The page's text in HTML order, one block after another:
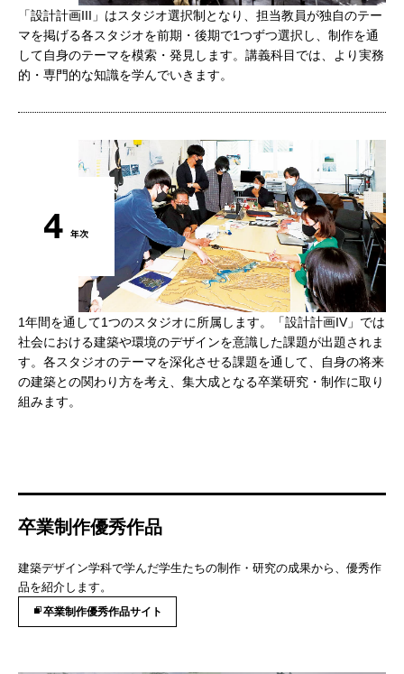
「設計計画III」はスタジオ選択制となり、担当教員が独自のテー
マを掲げる各スタジオを前期・後期で1つずつ選択し、制作を通
して自身のテーマを模索・発見します。講義科目では、より実務
的・専門的な知識を学んでいきます。
1年間を通して1つのスタジオに所属します。「設計計画IV」では
社会における建築や環境のデザインを意識した課題が出題されま
す。各スタジオのテーマを深化させる課題を通して、自身の将来
の建築との関わり方を考え、集大成となる卒業研究・制作に取り
組みます。
卒業制作優秀作品
建築デザイン学科で学んだ学生たちの制作・研究の成果から、優秀作
品を紹介します。
卒業制作優秀作品サイト